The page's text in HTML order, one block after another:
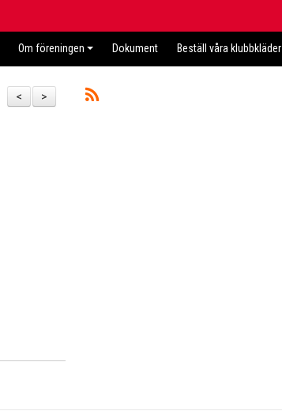
Om föreningen Dokument Beställ våra klubbkläder
>
<